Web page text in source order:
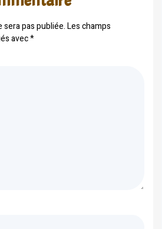
pas publiée.Les champs
avec*